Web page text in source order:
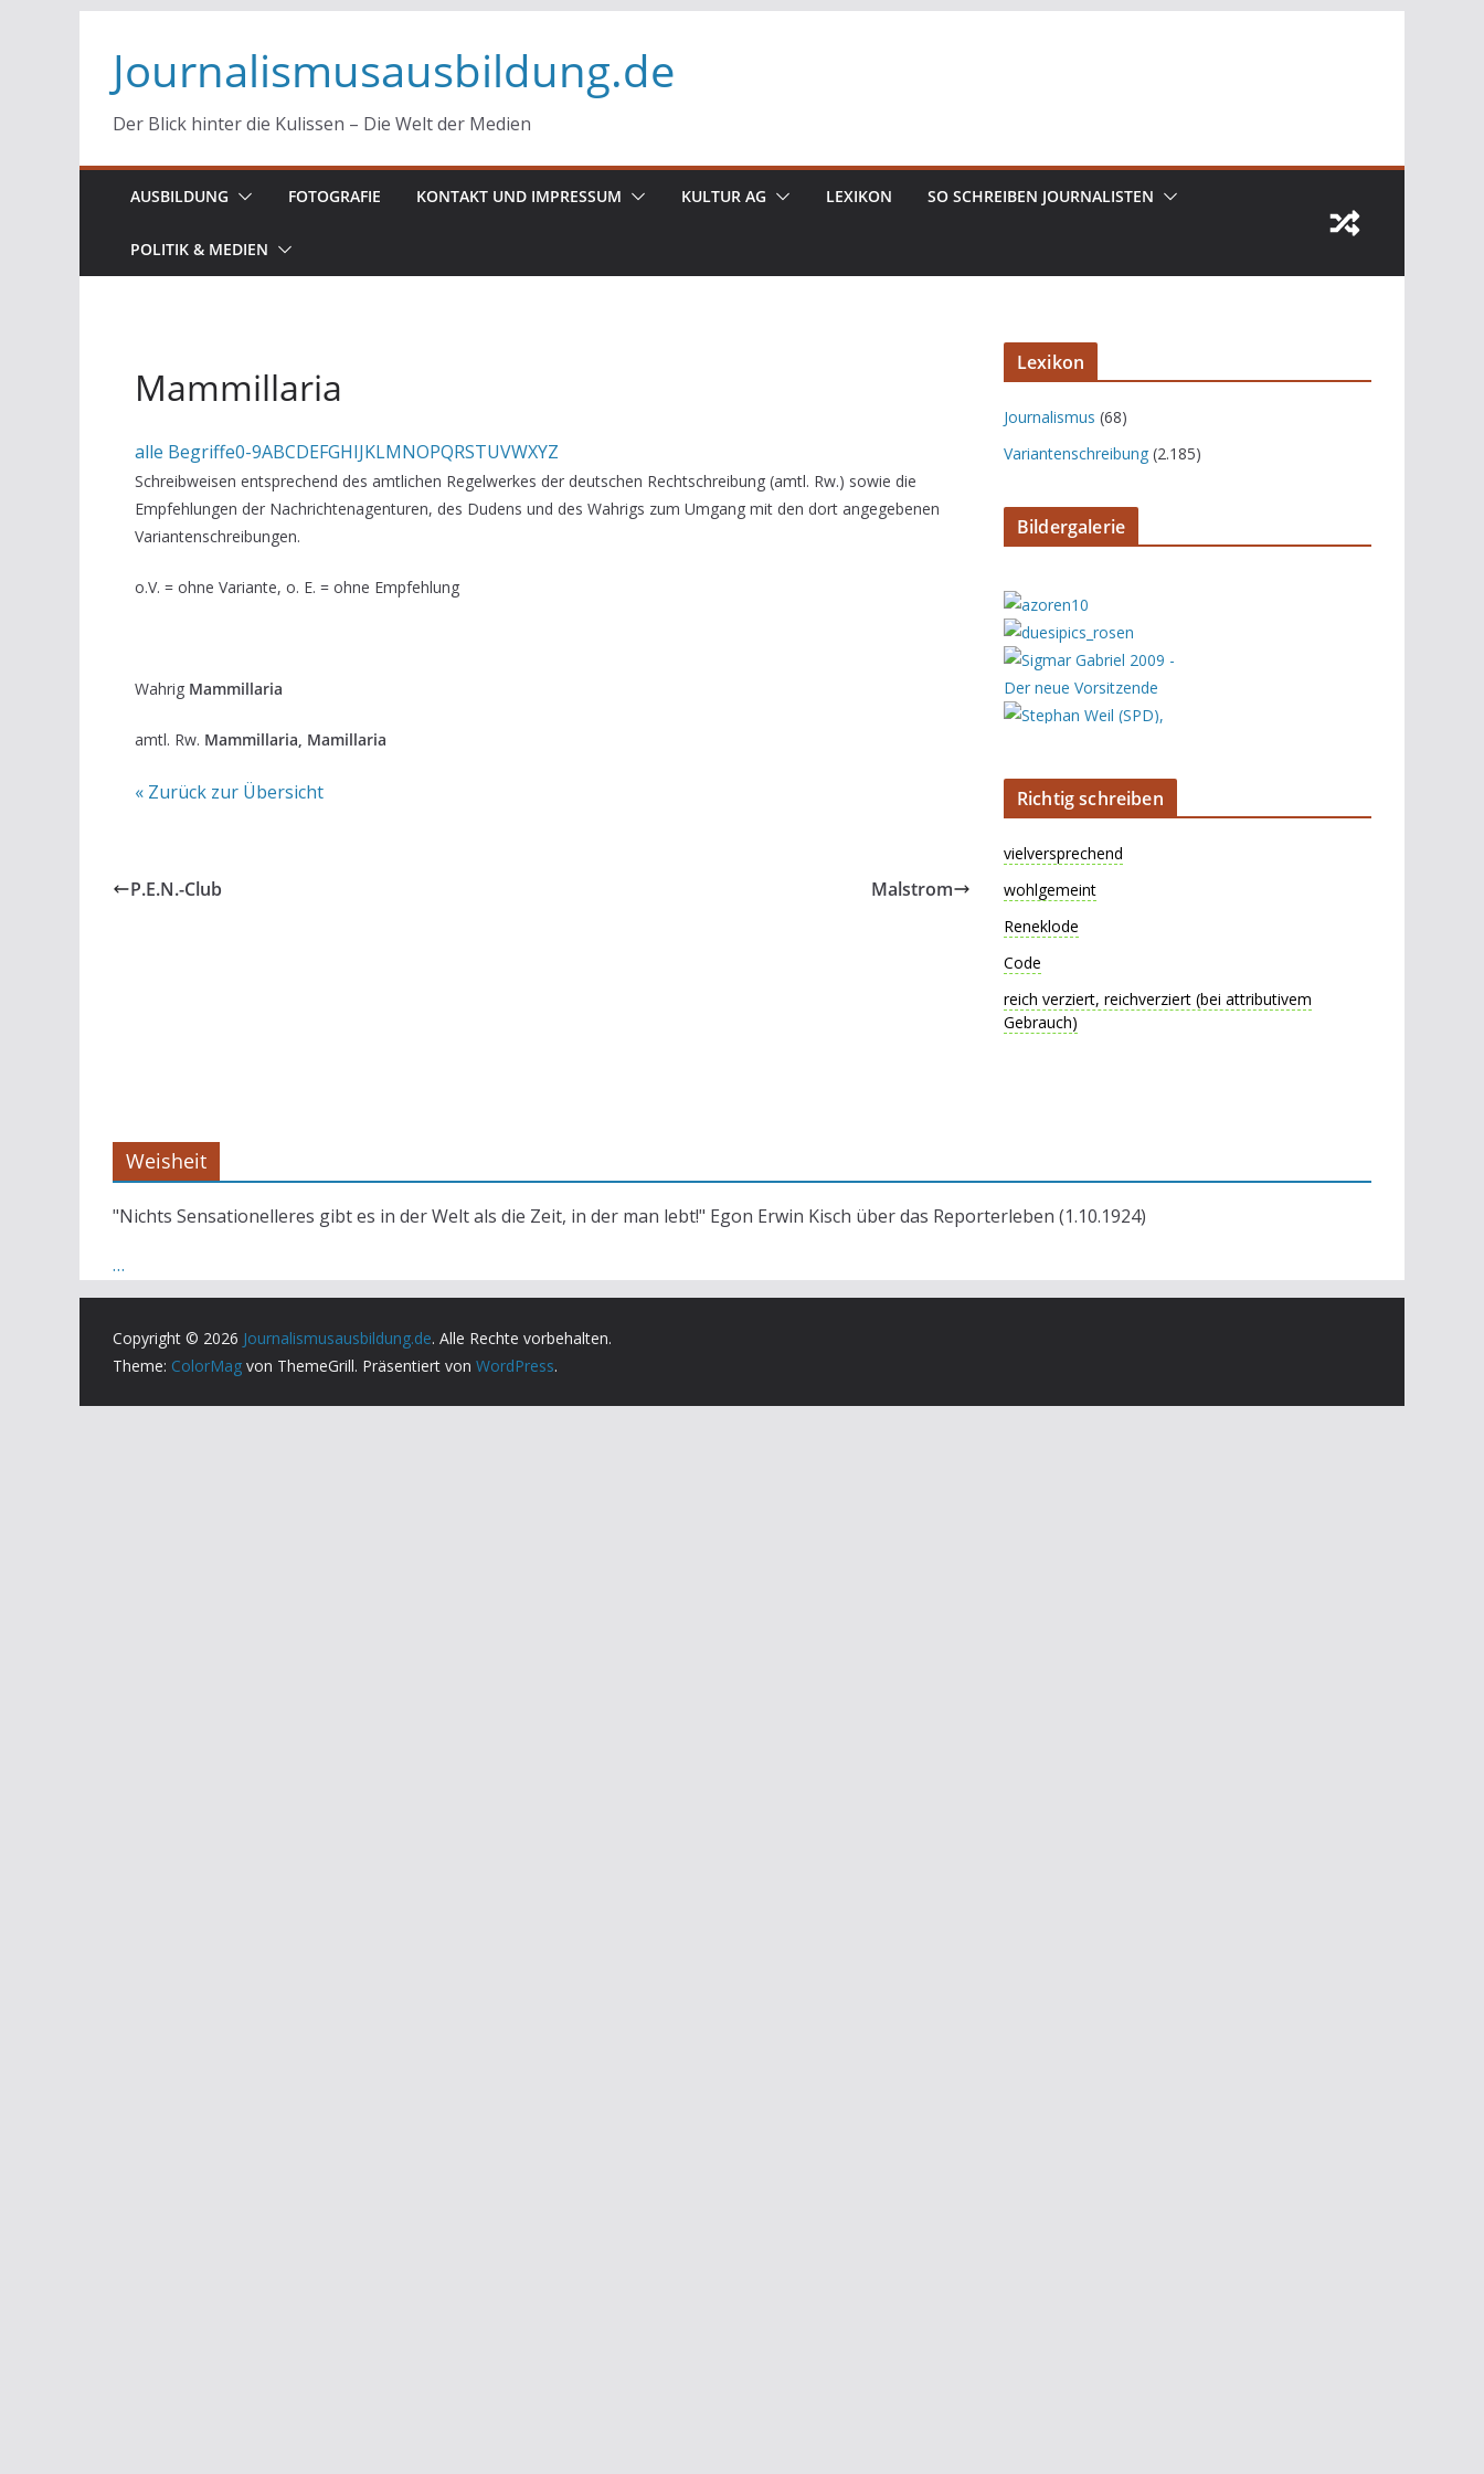
Inhalt
springen
Journalismusausbildung.de
Der Blick hinter die Kulissen – Die Welt der Medien
AUSBILDUNG FOTOGRAFIE KONTAKT UND IMPRESSUM KULTUR AG LEXIKON SO SCHREIBEN JOURNALISTEN
POLITIK & MEDIEN
Mammillaria
alle Begriffe0-9ABCDEFGHIJKLMNOPQRSTUVWXYZ
Schreibweisen entsprechend des amtlichen Regelwerkes der deutschen Rechtschreibung (amtl. Rw.) sowie die
Empfehlungen der Nachrichtenagenturen, des Dudens und des Wahrigs zum Umgang mit den dort angegebenen
Variantenschreibungen.
o.V. = ohne Variante, o. E. = ohne Empfehlung
Wahrig Mammillaria
amtl. Rw. Mammillaria, Mamillaria
« Zurück zur Übersicht
P.E.N.-Club Malstrom
Lexikon
Journalismus (68)
Variantenschreibung (2.185)
Bildergalerie
Richtig schreiben
vielversprechend
wohlgemeint
Reneklode
Code
reich verziert, reichverziert (bei attributivem
Gebrauch)
Weisheit
"Nichts Sensationelleres gibt es in der Welt als die Zeit, in der man lebt!" Egon Erwin Kisch über das Reporterleben (1.10.1924)
…
Copyright © 2026 Journalismusausbildung.de. Alle Rechte vorbehalten.
Theme: ColorMag von ThemeGrill. Präsentiert von WordPress.